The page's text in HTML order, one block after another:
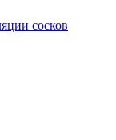
сосков